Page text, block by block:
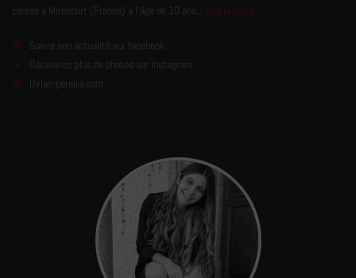
course à Mirecourt (France) à l'âge de 10 ans... Lire la suite
Suivre son actualité sur facebook
Découvrez plus de photos sur Instagram
Dylan-pereira.com